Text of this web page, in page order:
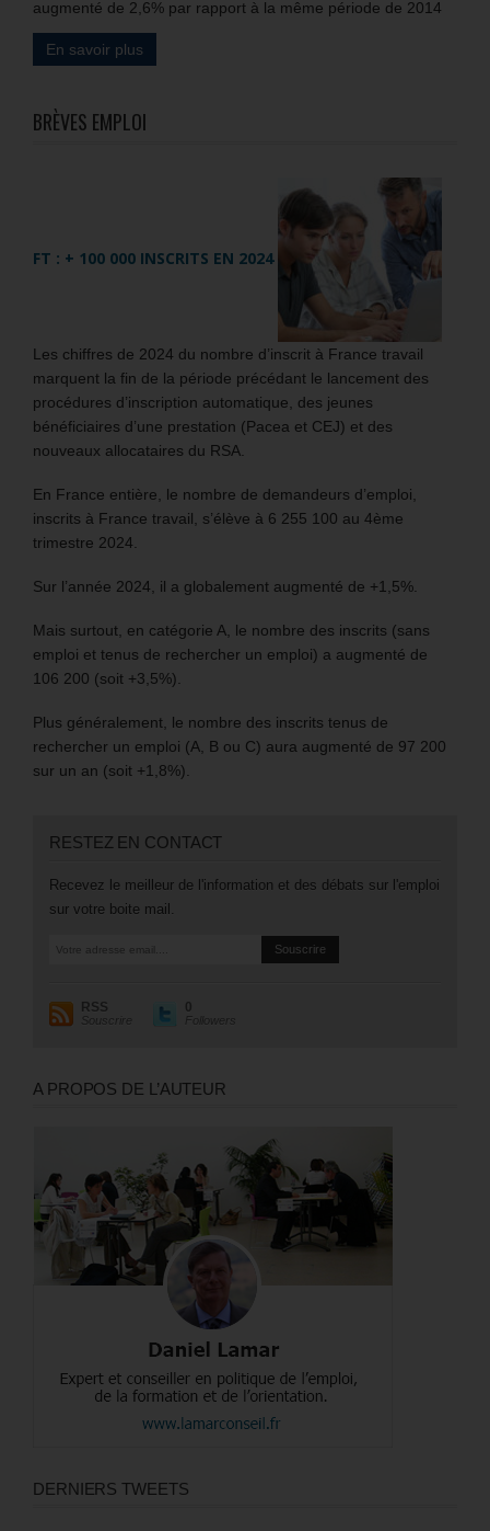
augmenté de 2,6% par rapport à la même période de 2014
En savoir plus
BRÈVES EMPLOI
FT : + 100 000 INSCRITS EN 2024
Les chiffres de 2024 du nombre d’inscrit à France travail
marquent la fin de la période précédant le lancement des
procédures d’inscription automatique, des jeunes
bénéficiaires d’une prestation (Pacea et CEJ) et des
nouveaux allocataires du RSA.
En France entière, le nombre de demandeurs d’emploi,
inscrits à France travail, s’élève à 6 255 100 au 4ème
trimestre 2024.
Sur l’année 2024, il a globalement augmenté de +1,5%.
Mais surtout, en catégorie A, le nombre des inscrits (sans
emploi et tenus de rechercher un emploi) a augmenté de
106 200 (soit +3,5%).
Plus généralement, le nombre des inscrits tenus de
rechercher un emploi (A, B ou C) aura augmenté de 97 200
sur un an (soit +1,8%).
RESTEZ EN CONTACT
Recevez le meilleur de l'information et des débats sur l'emploi
sur votre boite mail.
RSS
Souscrire
0
Followers
A PROPOS DE L’AUTEUR
DERNIERS TWEETS